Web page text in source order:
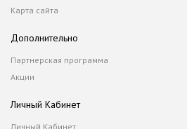
Карта сайта
Дополнительно
Партнерская программа
Акции
Личный Кабинет
Личный Кабинет